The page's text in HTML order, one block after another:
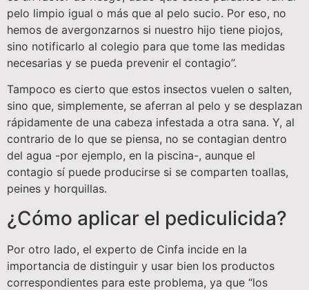
pelo limpio igual o más que al pelo sucio. Por eso, no
hemos de avergonzarnos si nuestro hijo tiene piojos,
sino notificarlo al colegio para que tome las medidas
necesarias y se pueda prevenir el contagio”.
Tampoco es cierto que estos insectos vuelen o salten,
sino que, simplemente, se aferran al pelo y se desplazan
rápidamente de una cabeza infestada a otra sana. Y, al
contrario de lo que se piensa, no se contagian dentro
del agua -por ejemplo, en la piscina-, aunque el
contagio sí puede producirse si se comparten toallas,
peines y horquillas.
¿Cómo aplicar el pediculicida?
Por otro lado, el experto de Cinfa incide en la
importancia de distinguir y usar bien los productos
correspondientes para este problema, ya que “los